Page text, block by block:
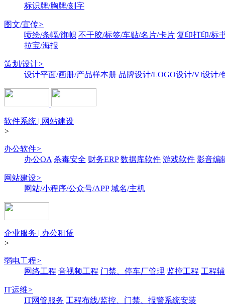
标识牌/胸牌/刻字
图文/宣传>
喷绘/条幅/旗帜 不干胶/标签/车贴/名片/卡片 复印打印/标
拉宝/海报
策划/设计>
设计平面/画册/产品样本册 品牌设计/LOGO设计/VI设计/
软件系统 | 网站建设
>
办公软件>
办公OA 杀毒安全 财务ERP 数据库软件 游戏软件 影音编
网站建设>
网站/小程序/公众号/APP 域名/主机
企业服务 | 办公租赁
>
弱电工程>
网络工程 音视频工程 门禁、停车厂管理 监控工程 工程
IT运维>
IT网管服务 工程布线/监控、门禁、报警系统安装